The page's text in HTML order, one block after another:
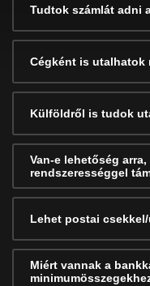
Tudtok számlát adni
Cégként is utalhatok
Külföldről is tudok
Van-e lehetőség
rendszerességgel
Lehet postai
Miért vannak a